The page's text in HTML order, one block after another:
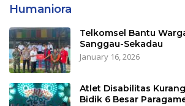
Humaniora
Telkomsel Bantu
Sanggau-Sekadau
January 16, 2026
Atlet Disabilitas
Bidik 6 Besar